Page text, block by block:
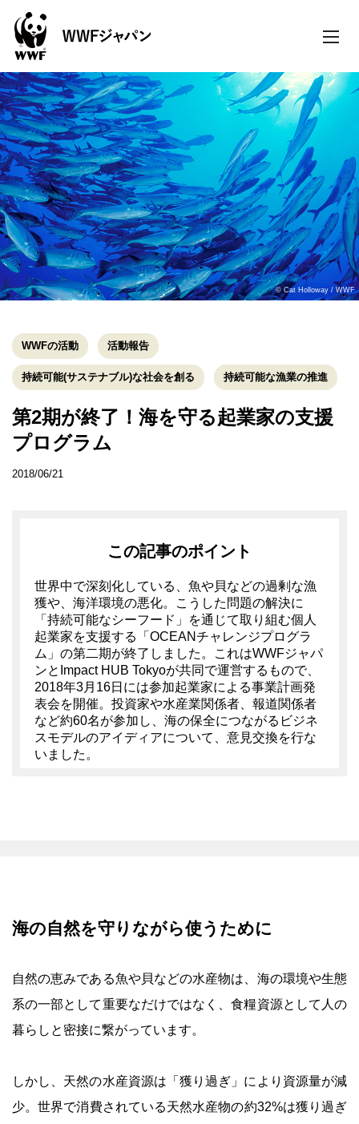
toggle
© Cat Holloway / WWF
WWFの活動 活動報告
持続可能(サステナブル)な社会を創る 持続可能な漁業の推進
第2期が終了！海を守る起業家の支援
プログラム
2018/06/21
この記事のポイント
世界中で深刻化している、魚や貝などの過剰な漁
獲や、海洋環境の悪化。こうした問題の解決に
「持続可能なシーフード」を通じて取り組む個人
起業家を支援する「OCEANチャレンジプログラ
ム」の第二期が終了しました。これはWWFジャパ
ンとImpact HUB Tokyoが共同で運営するもので、
2018年3月16日には参加起業家による事業計画発
表会を開催。投資家や水産業関係者、報道関係者
など約60名が参加し、海の保全につながるビジネ
スモデルのアイディアについて、意見交換を行な
いました。
海の自然を守りながら使うために
自然の恵みである魚や貝などの水産物は、海の環境や生態
系の一部として重要なだけではなく、食糧資源として人の
暮らしと密接に繋がっています。
しかし、天然の水産資源は「獲り過ぎ」により資源量が減
少。世界で消費されている天然水産物の約32%は獲り過ぎ